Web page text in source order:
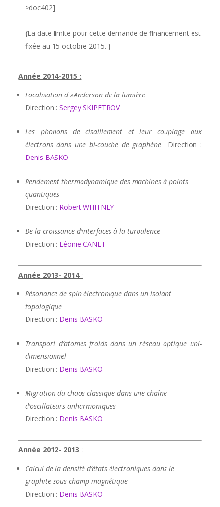
>doc402]
{La date limite pour cette demande de financement est
fixée au 15 octobre 2015. }
Année 2014-2015 :
Localisation d »Anderson de la lumière
Direction :Sergey SKIPETROV
Les phonons de cisaillement et leur couplage aux
électrons dans une bi-couche de graphène
Direction :
Denis BASKO
Rendement thermodynamique des machines à points
quantiques
Direction : Robert WHITNEY
De la croissance d’interfaces à la turbulence
Direction : Léonie CANET
Année 2013- 2014 :
Résonance de spin électronique dans un isolant
topologique
Direction : Denis BASKO
Transport d’atomes froids dans un réseau optique uni-
dimensionnel
Direction : Denis BASKO
Migration du chaos classique dans une chaîne
d’oscillateurs anharmoniques
Direction : Denis BASKO
Année 2012- 2013 :
Calcul de la densité d’états électroniques dans le
graphite sous champ magnétique
Direction : Denis BASKO